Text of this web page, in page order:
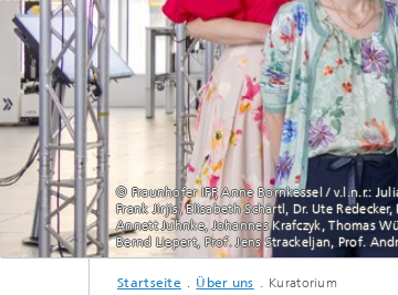
© Fraunhofer IFF, Anne Bornkessel / v.l.n.r.:
Frank Jirjis, Elisabeth Schärtl, Dr. Ute
Annett Juhnke, Johannes Krafczyk, Thomas
Bernd Liepert, Prof. Jens Strackeljan, Prof.
Startseite Über uns Kuratorium